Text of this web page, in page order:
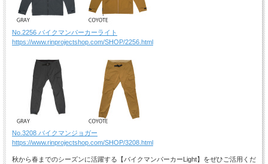
No.2256 バイクマンパーカーライト
https://www.rinprojectshop.com/SHOP/2256.html
No.3208 バイクマンジョガー
https://www.rinprojectshop.com/SHOP/3208.html
秋から春までのシーズンに活躍する【バイクマンパーカーLight】をぜひご活用くだ